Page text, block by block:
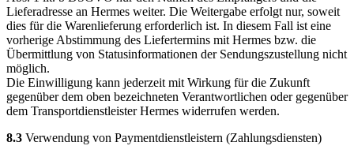
Lieferadresse an Hermes weiter. Die Weitergabe erfolgt nur, soweit
dies für die Warenlieferung erforderlich ist. In diesem Fall ist eine
vorherige Abstimmung des Liefertermins mit Hermes bzw. die
Übermittlung von Statusinformationen der Sendungszustellung nicht
möglich.
Die Einwilligung kann jederzeit mit Wirkung für die Zukunft
gegenüber dem oben bezeichneten Verantwortlichen oder gegenüber
dem Transportdienstleister Hermes widerrufen werden.
8.3 Verwendung von Paymentdienstleistern (Zahlungsdiensten)